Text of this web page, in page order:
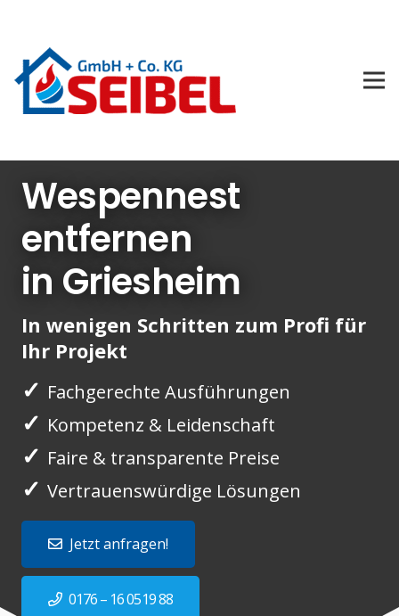
Wespennest
entfernen
in Griesheim
In wenigen Schritten zum Profi für
Ihr Projekt
✓ Fachgerechte Ausführungen
✓ Kompetenz & Leidenschaft
✓ Faire & transparente Preise
✓ Vertrauenswürdige Lösungen
Jetzt anfragen!
0176 – 16 0519 88